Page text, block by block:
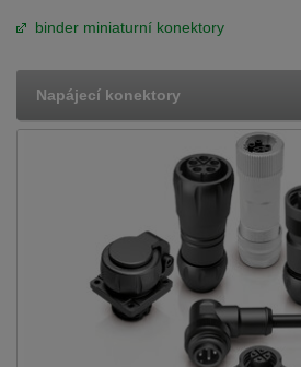
binder miniaturní konektory
Napájecí konektory